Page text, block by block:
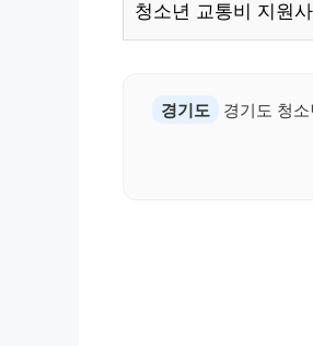
청소년 교통비 지원
경기도
경기도 청